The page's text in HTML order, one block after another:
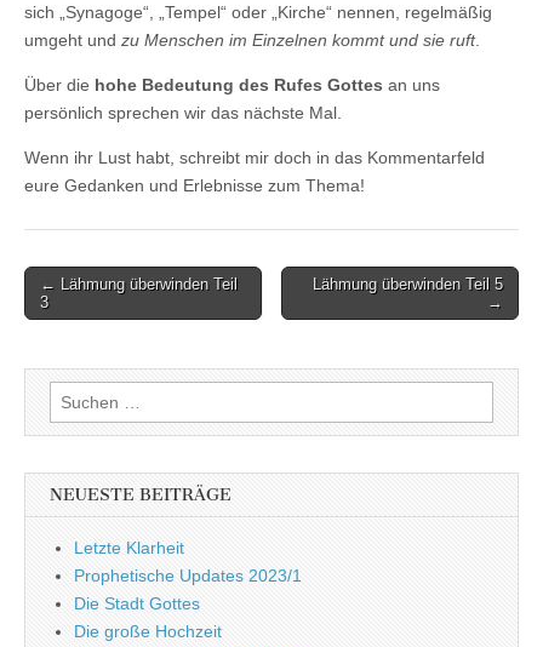
sich „Synagoge“, „Tempel“ oder „Kirche“ nennen, regelmäßig
umgeht und zu Menschen im Einzelnen kommt und sie ruft.
Über die hohe Bedeutung des Rufes Gottes an uns
persönlich sprechen wir das nächste Mal.
Wenn ihr Lust habt, schreibt mir doch in das Kommentarfeld
eure Gedanken und Erlebnisse zum Thema!
Post
navigation
← Lähmung überwinden Teil
3
Lähmung überwinden Teil 5
→
Suchen
nach:
NEUESTE BEITRÄGE
Letzte Klarheit
Prophetische Updates 2023/1
Die Stadt Gottes
Die große Hochzeit